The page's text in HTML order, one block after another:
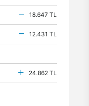
18.647 TL
12.431 TL
24.862 TL